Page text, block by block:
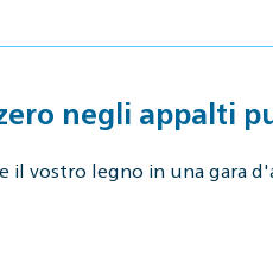
negli appalti
il vostro legno in una gara